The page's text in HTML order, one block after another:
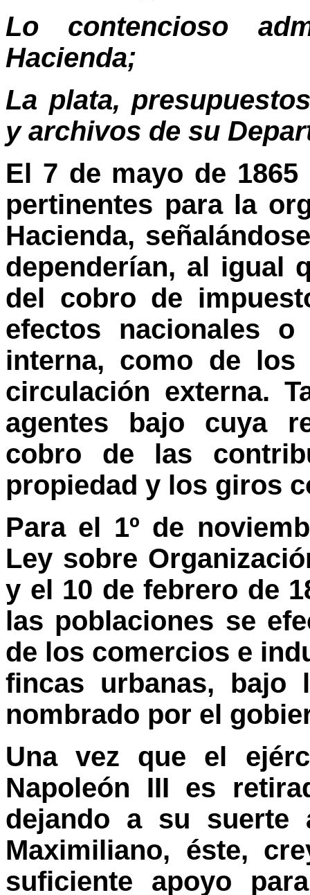
Lo contencioso
Hacienda;
La plata,
y archivos de su
El 7 de mayo de
pertinentes para la
Hacienda,
dependerían, al igual
del cobro de
efectos nacionales
interna, como de los
circulación externa.
agentes bajo cuya
cobro de las
propiedad y los giros
Para el 1º de
Ley sobre
y el 10 de febrero de
las poblaciones se
de los comercios e
fincas urbanas, bajo
nombrado por el
Una vez que el
Napoleón III es
dejando a su suerte
Maximiliano, éste,
suficiente apoyo